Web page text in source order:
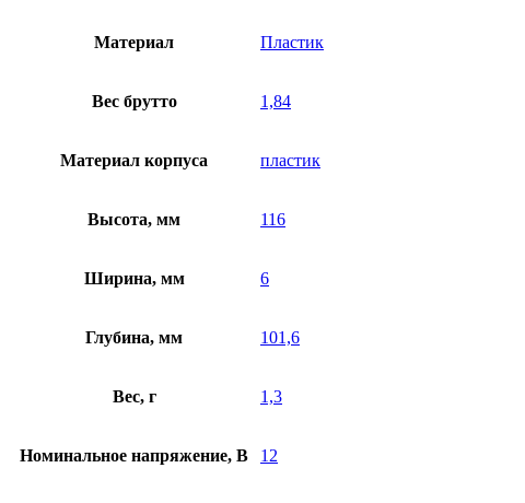
Материал Пластик
Вес брутто 1,84
Материал корпуса пластик
Высота, мм 116
Ширина, мм 6
Глубина, мм 101,6
Вес, г 1,3
Номинальное напряжение, В 12